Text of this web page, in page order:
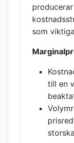
som
till en